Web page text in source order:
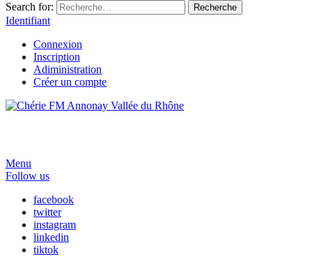
Search for:
Recherche
Identifiant
Connexion
Inscription
Adiministration
Créer un compte
Menu
Follow us
facebook
twitter
instagram
linkedin
tiktok